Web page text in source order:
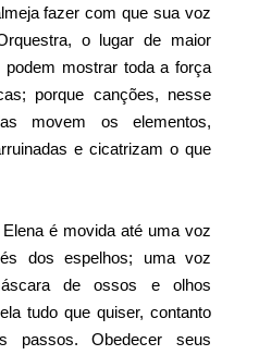
fazer com que sua voz
o lugar de maior
podem mostrar toda a força
porque canções, nesse
movem os elementos,
e cicatrizam o que
é movida até uma voz
dos espelhos; uma voz
de ossos e olhos
tudo que quiser, contanto
passos. Obedecer seus